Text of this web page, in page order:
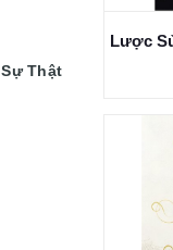
Thật